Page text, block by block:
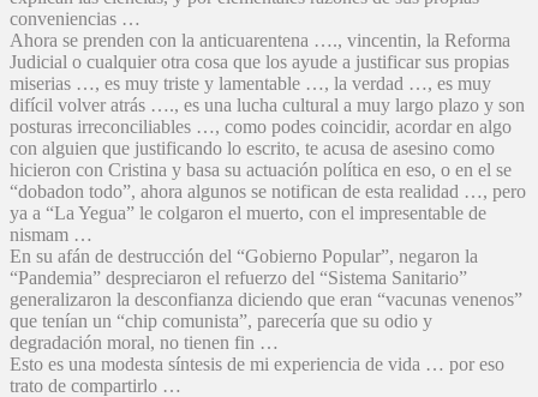
conveniencias …
Ahora se prenden con la anticuarentena …., vincentin, la Reforma
Judicial o cualquier otra cosa que los ayude a justificar sus propias
miserias …, es muy triste y lamentable …, la verdad …, es muy
difícil volver atrás …., es una lucha cultural a muy largo plazo y son
posturas irreconciliables …, como podes coincidir, acordar en algo
con alguien que justificando lo escrito, te acusa de asesino como
hicieron con Cristina y basa su actuación política en eso, o en el se
“dobadon todo”, ahora algunos se notifican de esta realidad …, pero
ya a “La Yegua” le colgaron el muerto, con el impresentable de
nismam …
En su afán de destrucción del “Gobierno Popular”, negaron la
“Pandemia” despreciaron el refuerzo del “Sistema Sanitario”
generalizaron la desconfianza diciendo que eran “vacunas venenos”
que tenían un “chip comunista”, parecería que su odio y
degradación moral, no tienen fin …
Esto es una modesta síntesis de mi experiencia de vida … por eso
trato de compartirlo …